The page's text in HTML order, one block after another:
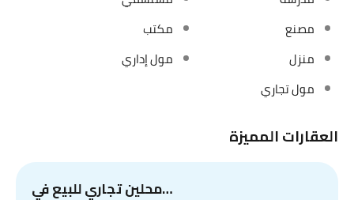
مصنع
مكتب
منزل
مول إداري
مول تجاري
العقارات المميزة
محلين تجاري للبيع في…